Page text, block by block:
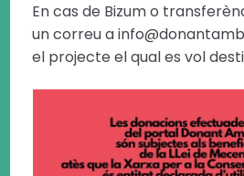
En cas de Bizum o
un correu a
el projecte el qual es vol